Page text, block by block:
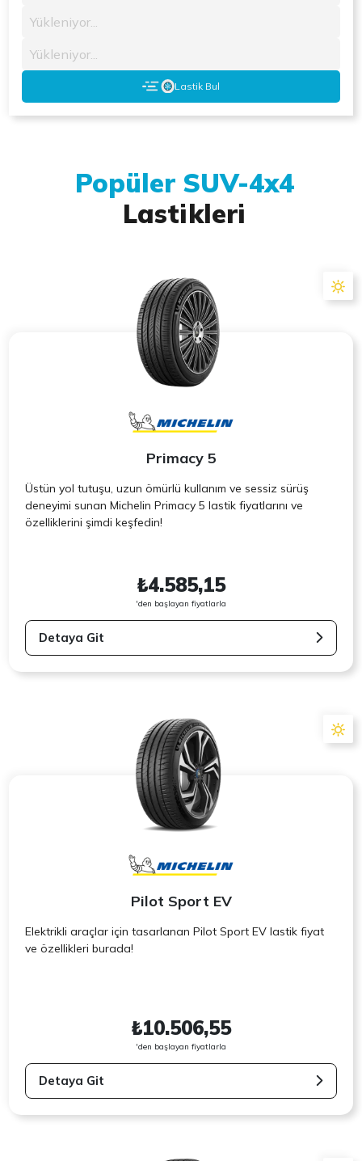
Yükleniyor...
Yükleniyor...
Lastik Bul
Popüler SUV-4x4
Lastikleri
Primacy 5
Üstün yol tutuşu, uzun ömürlü kullanım ve sessiz sürüş
deneyimi sunan Michelin Primacy 5 lastik fiyatlarını ve
özelliklerini şimdi keşfedin!
₺4.585,15
'den başlayan fiyatlarla
Detaya Git
Pilot Sport EV
Elektrikli araçlar için tasarlanan Pilot Sport EV lastik fiyat
ve özellikleri burada!
₺10.506,55
'den başlayan fiyatlarla
Detaya Git